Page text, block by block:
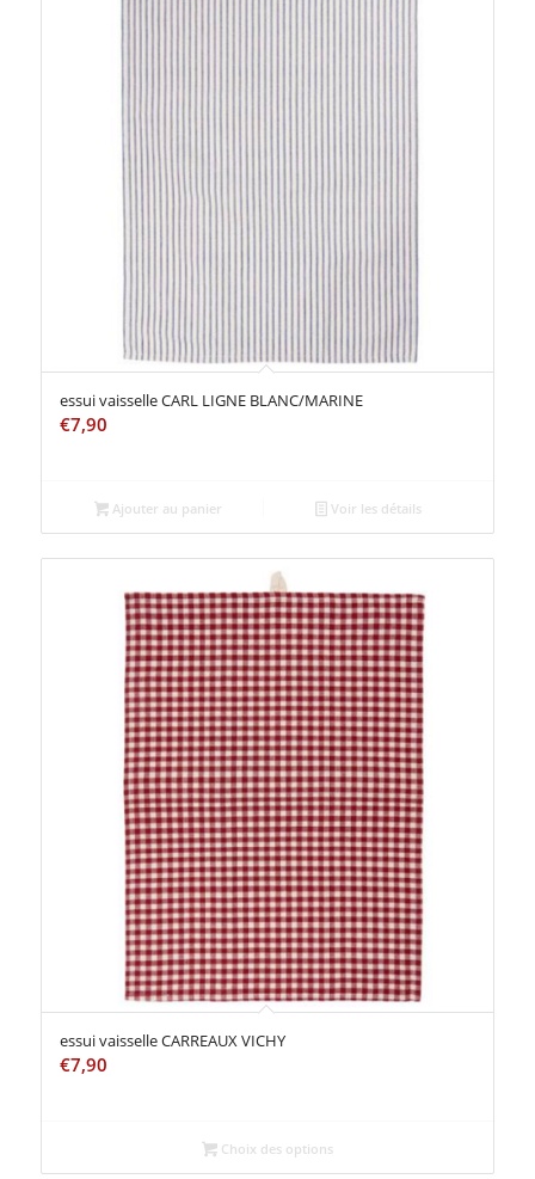
essui vaisselle CARL LIGNE BLANC/MARINE
€7,90
Ajouter au panier Voir les détails
essui vaisselle CARREAUX VICHY
€7,90
Choix des options